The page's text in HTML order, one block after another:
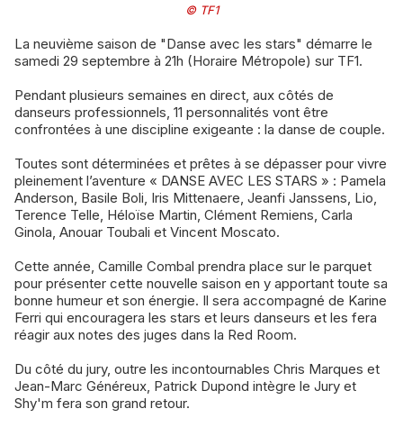
© TF1
La neuvième saison de "Danse avec les stars" démarre le
samedi 29 septembre à 21h (Horaire Métropole) sur TF1.
Pendant plusieurs semaines en direct, aux côtés de
danseurs professionnels, 11 personnalités vont être
confrontées à une discipline exigeante : la danse de couple.
Toutes sont déterminées et prêtes à se dépasser pour vivre
pleinement l’aventure « DANSE AVEC LES STARS » : Pamela
Anderson, Basile Boli, Iris Mittenaere, Jeanfi Janssens, Lio,
Terence Telle, Héloïse Martin, Clément Remiens, Carla
Ginola, Anouar Toubali et Vincent Moscato.
Cette année, Camille Combal prendra place sur le parquet
pour présenter cette nouvelle saison en y apportant toute sa
bonne humeur et son énergie. Il sera accompagné de Karine
Ferri qui encouragera les stars et leurs danseurs et les fera
réagir aux notes des juges dans la Red Room.
Du côté du jury, outre les incontournables Chris Marques et
Jean-Marc Généreux, Patrick Dupond intègre le Jury et
Shy'm fera son grand retour.